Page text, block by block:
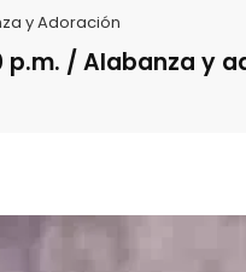
y Adoración
p.m. / Alabanza y